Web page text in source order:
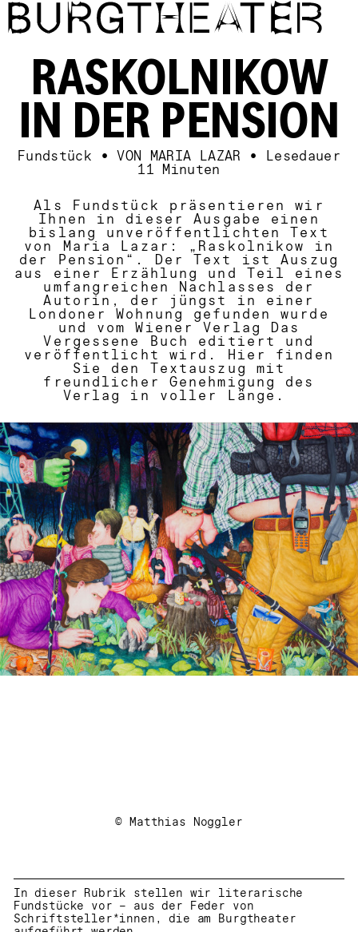
Direkt zum Inhalt
RASKOLNIKOW
IN DER PENSION
Fundstück • VON MARIA LAZAR •
Lesedauer
11 Minuten
Als Fundstück präsentieren wir
Ihnen in dieser Ausgabe einen
bislang unveröffentlichten Text
von Maria Lazar:
„ Raskolnikow in
der Pension“. Der Text ist Auszug
aus einer Erzählung und Teil eines
umfangreichen Nachlasses der
Autorin, der jüngst in einer
Londoner Wohnung gefunden wurde
und vom Wiener Verlag Das
Vergessene Buch editiert und
veröffentlicht wird. Hier finden
Sie den Textauszug mit
freundlicher Genehmigung des
Verlag in voller Länge.
© Matthias Noggler
In dieser Rubrik stellen wir literarische
Fundstücke vor – aus der Feder von
Schriftsteller*innen, die am Burgtheater